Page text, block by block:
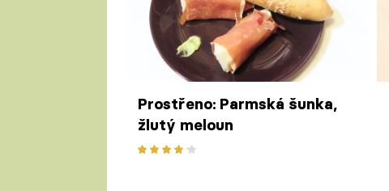
Prostřeno: Parmská šunka,
žlutý meloun